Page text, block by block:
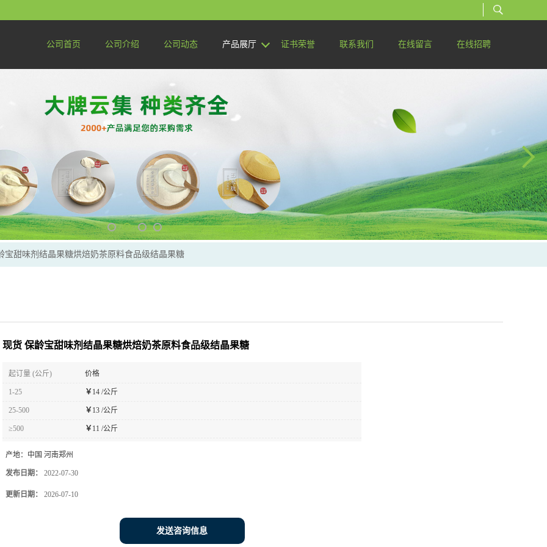
公司首页 公司介绍 公司动态 产品展厅 证书荣誉 联系我们 在线留言 在线招聘
宝甜味剂结晶果糖烘焙奶茶原料食品级结晶果糖
现货 保龄宝甜味剂结晶果糖烘焙奶茶原料食品级结晶果糖
起订量 (公斤) 价格
1-25 ￥ 14 /公斤
25-500 ￥ 13 /公斤
≥500 ￥ 11 /公斤
产地： 中国 河南郑州
发布日期： 2022-07-30
更新日期： 2026-07-10
发送咨询信息